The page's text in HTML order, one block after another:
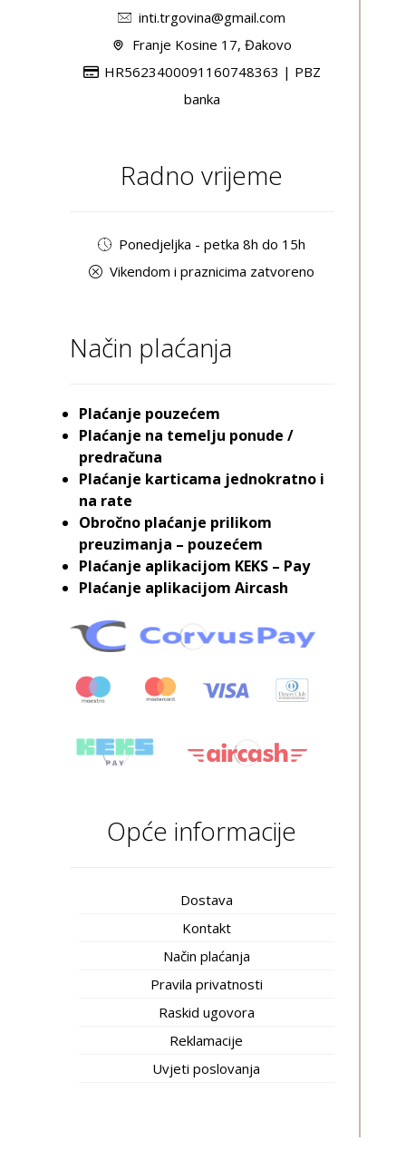
inti.trgovina@gmail.com
Franje Kosine 17, Đakovo
HR5623400091160748363 | PBZ
banka
Radno vrijeme
Ponedjeljka - petka 8h do 15h
Vikendom i praznicima zatvoreno
Način plaćanja
Plaćanje pouzećem
Plaćanje na temelju ponude /
predračuna
Plaćanje karticama jednokratno i
na rate
Obročno plaćanje prilikom
preuzimanja – pouzećem
Plaćanje aplikacijom KEKS – Pay
Plaćanje aplikacijom Aircash
Opće informacije
Dostava
Kontakt
Način plaćanja
Pravila privatnosti
Raskid ugovora
Reklamacije
Uvjeti poslovanja